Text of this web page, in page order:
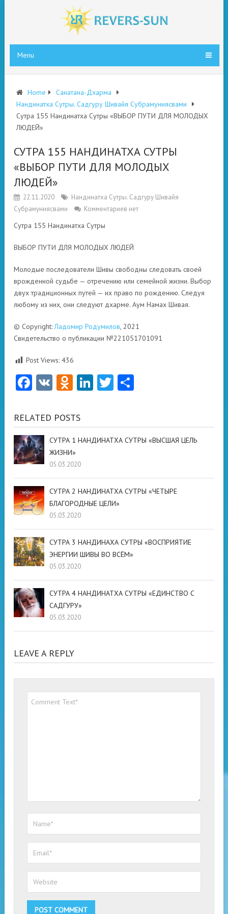
Menu
Home
Санатана-Дхарма
Нандинатха Сутры. Садгуру Шивайя Субрамуниясвами
Сутра 155 Нандинатха Сутры «ВЫБОР ПУТИ ДЛЯ МОЛОДЫХ
ЛЮДЕЙ»
СУТРА 155 НАНДИНАТХА СУТРЫ
«ВЫБОР ПУТИ ДЛЯ МОЛОДЫХ
ЛЮДЕЙ»
22.11.2020
Нандинатха Сутры. Садгуру Шивайя
Субрамуниясвами
Комментариев нет
Сутра 155 Нандинатха Сутры
ВЫБОР ПУТИ ДЛЯ МОЛОДЫХ ЛЮДЕЙ
Молодые последователи Шивы свободны следовать своей
врожденной судьбе — отречению или семейной жизни. Выбор
двух традиционных путей — их право по рождению. Следуя
любому из них, они следуют дхарме. Аум Намах Шивая.
© Copyright:Ладомир Родумилов, 2021
Свидетельство о публикации №221051701091
Post Views: 436
Facebook
VK Odnoklassniki
LinkedIn
Twitter
RELATED POSTS
СУТРА 1 НАНДИНАТХА СУТРЫ «ВЫСШАЯ ЦЕЛЬ
ЖИЗНИ»
05.03.2020
СУТРА 2 НАНДИНАТХА СУТРЫ «ЧЕТЫРЕ
БЛАГОРОДНЫЕ ЦЕЛИ»
05.03.2020
СУТРА 3 НАНДИНАХА СУТРЫ «ВОСПРИЯТИЕ
ЭНЕРГИИ ШИВЫ ВО ВСЁМ»
05.03.2020
СУТРА 4 НАНДИНАТХА СУТРЫ «ЕДИНСТВО С
САДГУРУ»
05.03.2020
LEAVE A REPLY